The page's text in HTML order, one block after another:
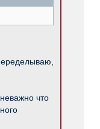
что